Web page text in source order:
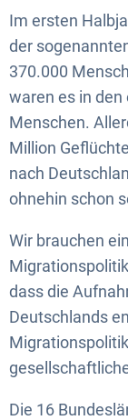
Im ersten
der
370.000
waren es in
Menschen.
Million
nach
ohnehin schon
Wir brauchen
dass die
Deutschlands
Die 16